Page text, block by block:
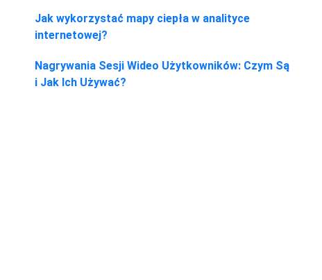
Jak wykorzystać mapy ciepła w analityce
internetowej?
Nagrywania Sesji Wideo Użytkowników: Czym Są
i Jak Ich Używać?